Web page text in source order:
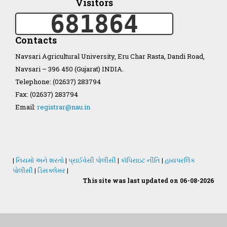
Organization Structure
ખેડુત માર્ગદર્શિકા
Accreditation Certificate
NAU Statute(Revised)
Visitors
681864
Contacts
Navsari Agricultural University, Eru Char Rasta, Dandi Road,
Navsari – 396 450 (Gujarat) INDIA.
Telephone: (02637) 283794
Fax: (02637) 283794
Email: registrar@nau.in
| નિયમો અને શરતો| પ્રાઈવેસી પોલીસી | કૉપિરાઇટ નીતિ | હાયપરલિંક
પોલીસી | ડિસક્લેમર |
This site was last updated on 06-08-2026